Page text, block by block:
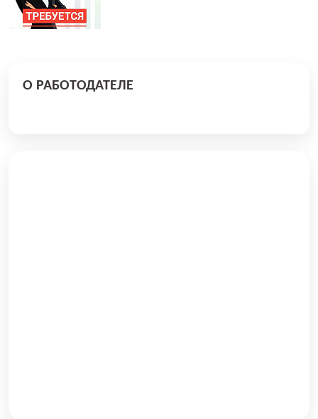
О РАБОТОДАТЕЛЕ